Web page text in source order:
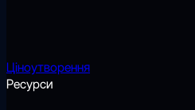
Ціноутворення
Ресурси